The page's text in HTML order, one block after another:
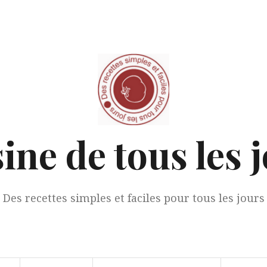
de tous les
Des recettes simples et faciles pour tous les jours